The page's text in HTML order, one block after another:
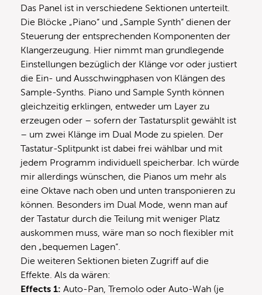
Das Panel ist in verschiedene Sektionen unterteilt.
Die Blöcke „Piano“ und „Sample Synth“ dienen der
Steuerung der entsprechenden Komponenten der
Klangerzeugung. Hier nimmt man grundlegende
Einstellungen bezüglich der Klänge vor oder justiert
die Ein- und Ausschwingphasen von Klängen des
Sample-Synths. Piano und Sample Synth können
gleichzeitig erklingen, entweder um Layer zu
erzeugen oder – sofern der Tastatursplit gewählt ist
– um zwei Klänge im Dual Mode zu spielen. Der
Tastatur-Splitpunkt ist dabei frei wählbar und mit
jedem Programm individuell speicherbar. Ich würde
mir allerdings wünschen, die Pianos um mehr als
eine Oktave nach oben und unten transponieren zu
können. Besonders im Dual Mode, wenn man auf
der Tastatur durch die Teilung mit weniger Platz
auskommen muss, wäre man so noch flexibler mit
den „bequemen Lagen“.
Die weiteren Sektionen bieten Zugriff auf die
Effekte. Als da wären:
Effects 1: Auto-Pan, Tremolo oder Auto-Wah (je